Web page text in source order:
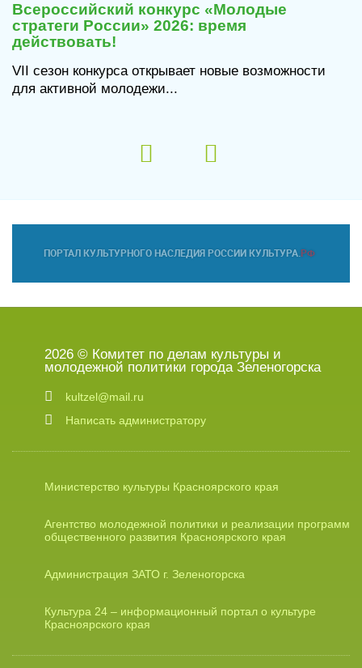
Всероссийский конкурс «Молодые
стратеги России» 2026: время
действовать!
VII сезон конкурса открывает новые возможности
для активной молодежи...
2026 © Комитет по делам культуры и
молодежной политики города Зеленогорска
kultzel@mail.ru
Написать администратору
Министерство культуры Красноярского края
Агентство молодежной политики и реализации программ
общественного развития Красноярского края
Администрация ЗАТО г. Зеленогорска
Культура 24 – информационный портал о культуре
Красноярского края